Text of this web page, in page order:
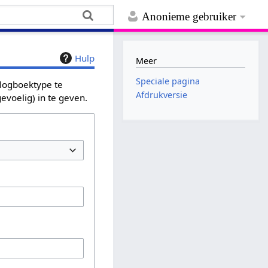
Anonieme gebruiker
Hulp
te
in te geven.
Meer
Speciale pagina
Afdrukversie